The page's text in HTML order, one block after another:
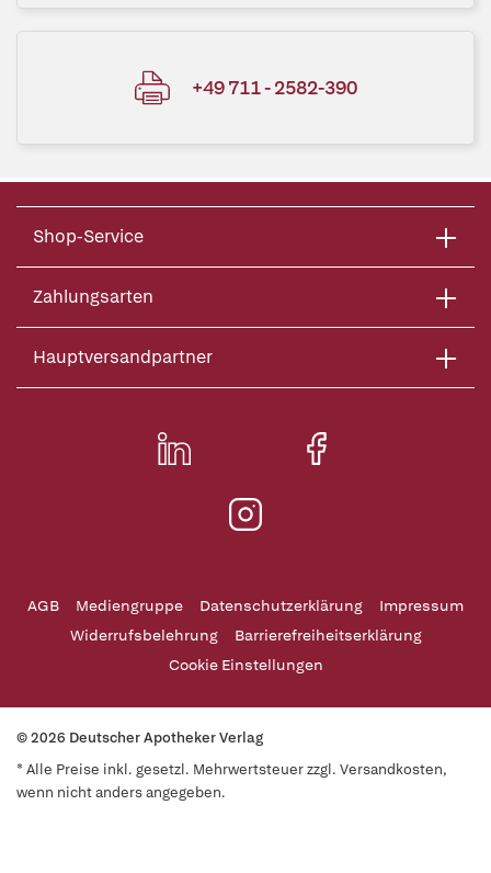
+49 711 - 2582-390
Shop-Service
Zahlungsarten
Hauptversandpartner
AGB Mediengruppe Datenschutzerklärung
Impressum
Widerrufsbelehrung
Barrierefreiheitserklärung
Cookie Einstellungen
© 2026 Deutscher Apotheker Verlag
* Alle Preise inkl. gesetzl. Mehrwertsteuer zzgl. Versandkosten,
wenn nicht anders angegeben.